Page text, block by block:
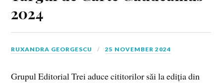
2024
RUXANDRA GEORGESCU 25 NOVEMBER 2024
Grupul Editorial Trei aduce cititorilor săi la ediția din